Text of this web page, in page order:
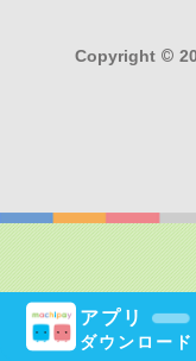
アプリ
ダウンロード
Copyright ©